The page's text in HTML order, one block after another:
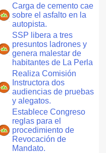
Carga de cemento cae
sobre el asfalto en la
autopista.
SSP libera a tres
presuntos ladrones y
genera malestar de
habitantes de La Perla
Realiza Comisión
Instructora dos
audiencias de pruebas
y alegatos.
Establece Congreso
reglas para el
procedimiento de
Revocación de
Mandato.